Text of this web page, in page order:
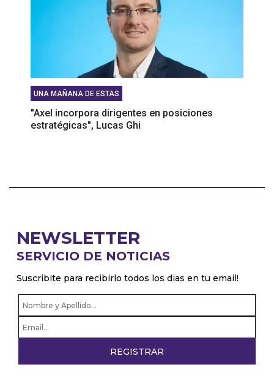
UNA MAÑANA DE ESTAS
"Axel incorpora dirigentes en posiciones
estratégicas", Lucas Ghi
NEWSLETTER
SERVICIO DE NOTICIAS
Suscribite para recibirlo todos los dias en tu email!